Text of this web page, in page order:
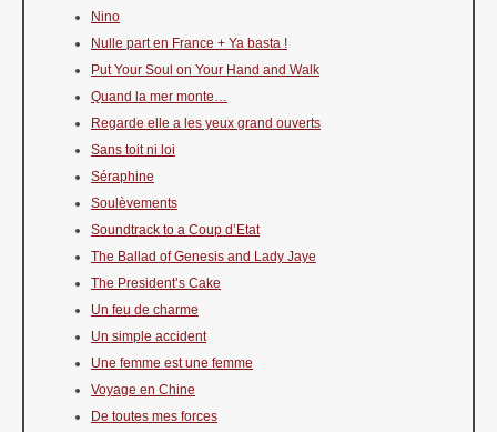
Nino
Nulle part en France + Ya basta !
Put Your Soul on Your Hand and Walk
Quand la mer monte…
Regarde elle a les yeux grand ouverts
Sans toit ni loi
Séraphine
Soulèvements
Soundtrack to a Coup d’Etat
The Ballad of Genesis and Lady Jaye
The President’s Cake
Un feu de charme
Un simple accident
Une femme est une femme
Voyage en Chine
De toutes mes forces